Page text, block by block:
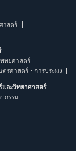
าสตร์
ทยศาสตร์
ตรศาสตร์・การประมง
ละวิทยาศาสตร์
กรรม